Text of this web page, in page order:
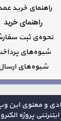
راهنمای خرید
راهنمای خرید
نحوه‌ی ثبت
شیوه‌های
شیوه‌های
و معنوی این
پروژه